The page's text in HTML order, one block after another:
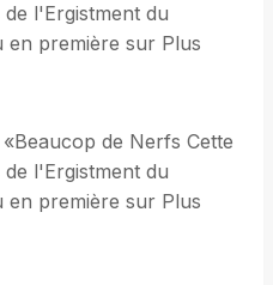
l'Ergistment du
en première sur Plus
de Nerfs Cette
l'Ergistment du
en première sur Plus